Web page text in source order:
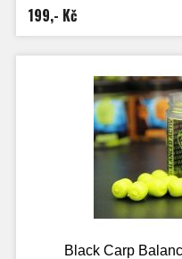
Výdrž ve vodě je přibližně 2h.
chladné vodě a při nezájmu ryb
Nástrahu lze použít i opakovaně,
na jednu
Tato nástraha se určitě stane
chtějí opravdu zachytat a
doposud používal
- Pracuje i v
- Pracuje téměř
- Nepostradatelná
- Široké spektrum příchutí, z
-
199,- Kč
Black Carp